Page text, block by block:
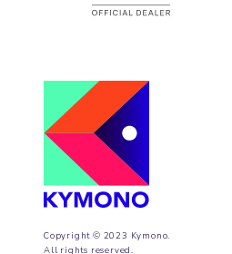
Copyright © 2023 Kymono.
All rights reserved.